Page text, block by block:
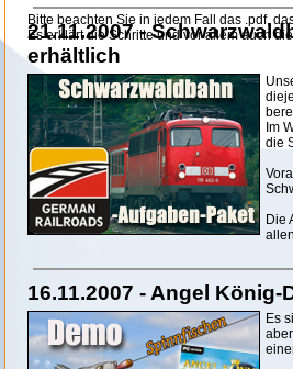
Bitte beachten Sie in jedem Fall das .pdf,
Es erklärt die Schritte und vor allem auch
21.11.2007 -
erhältlich
Im
die
Die
16.11.2007 - Angel
Es